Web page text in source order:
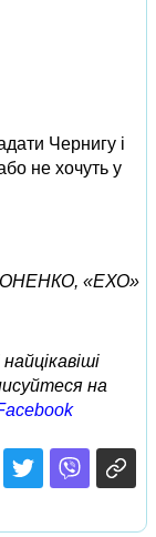
Чернигу і
не хочуть у
«ЕХО»
на